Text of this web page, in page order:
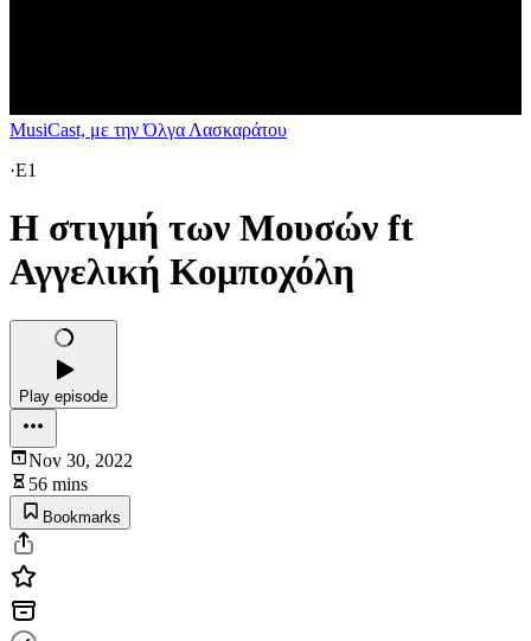
MusiCast, με την Όλγα Λασκαράτου
·E1
Η στιγμή των Μουσών ft
Αγγελική Κομποχόλη
Play episode
Nov 30, 2022
56 mins
Bookmarks